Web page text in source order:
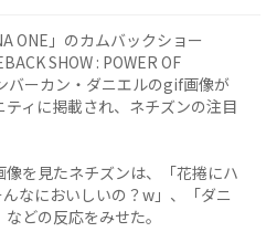
ONE」のカムバックショー
SHOW : POWER OF
バーカン・ダニエルのgif画像が
ィに掲載され、ネチズンの注目
を見たネチズンは、「花捲にハ
なにおいしいの？w」、「ダニ
どの反応をみせた。